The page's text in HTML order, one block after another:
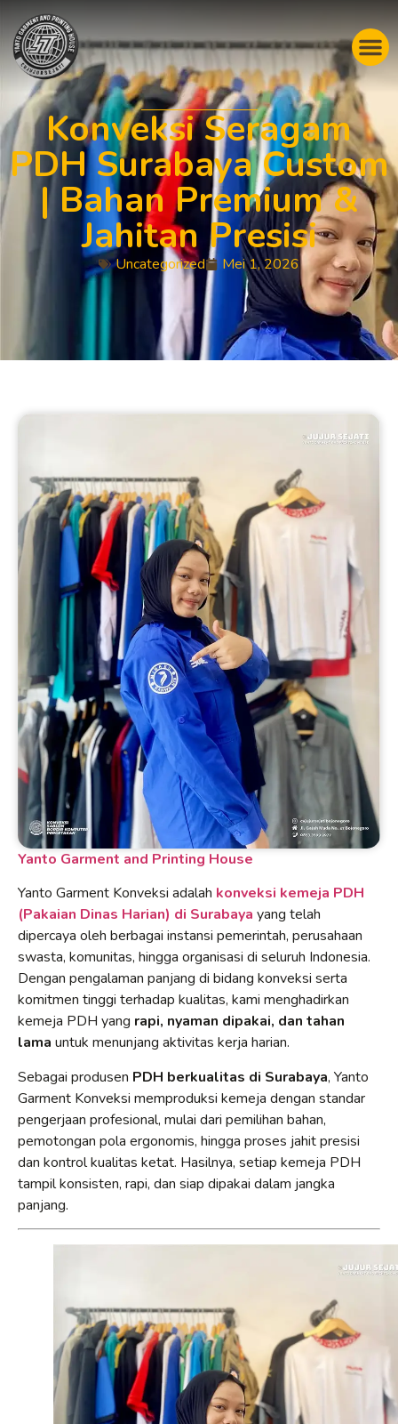
Konveksi Seragam
PDH Surabaya Custom
| Bahan Premium &
Jahitan Presisi
Uncategorized Mei 1, 2026
Yanto Garment and Printing House
Yanto Garment Konveksi adalah konveksi kemeja PDH
(Pakaian Dinas Harian) di Surabaya yang telah
dipercaya oleh berbagai instansi pemerintah, perusahaan
swasta, komunitas, hingga organisasi di seluruh Indonesia.
Dengan pengalaman panjang di bidang konveksi serta
komitmen tinggi terhadap kualitas, kami menghadirkan
kemeja PDH yang rapi, nyaman dipakai, dan tahan
lama untuk menunjang aktivitas kerja harian.
Sebagai produsen PDH berkualitas di Surabaya, Yanto
Garment Konveksi memproduksi kemeja dengan standar
pengerjaan profesional, mulai dari pemilihan bahan,
pemotongan pola ergonomis, hingga proses jahit presisi
dan kontrol kualitas ketat. Hasilnya, setiap kemeja PDH
tampil konsisten, rapi, dan siap dipakai dalam jangka
panjang.